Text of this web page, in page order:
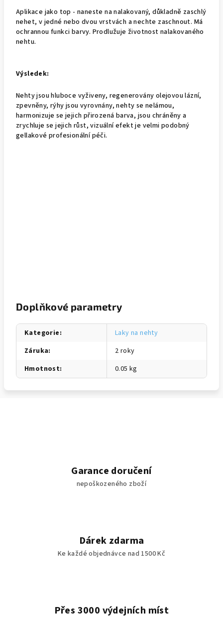
Aplikace jako top - naneste na nalakovaný, důkladně zaschlý
nehet, v jedné nebo dvou vrstvách a nechte zaschnout. Má
ochrannou funkci barvy. Prodlužuje životnost nalakovaného
nehtu.
Výsledek:
Nehty jsou hluboce vyživeny, regenerovány olejovou lázní,
zpevněny, rýhy jsou vyrovnány, nehty se nelámou,
harmonizuje se jejich přirozená barva, jsou chráněny a
zrychluje se jejich růst, vizuální efekt je velmi podobný
gellakové profesionální péči.
Doplňkové parametry
Kategorie:
Laky na nehty
Záruka:
2 roky
Hmotnost: 0.05 kg
Garance doručení
nepoškozeného zboží
Dárek zdarma
Ke každé objednávce nad 1500 Kč
Přes 3000 výdejních míst